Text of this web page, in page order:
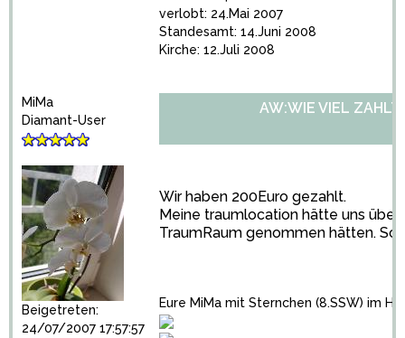
verlobt: 24.Mai 2007
Standesamt: 14.Juni 2008
Kirche: 12.Juli 2008
MiMa
Diamant-User
Beigetreten:
24/07/2007 17:57:57
AW:WIE VIEL ZAHLT
Wir haben 200Euro gezahlt.
Meine traumlocation hätte uns
TraumRaum genommen hätten.
Eure MiMa mit Sternchen (8.SSW) im